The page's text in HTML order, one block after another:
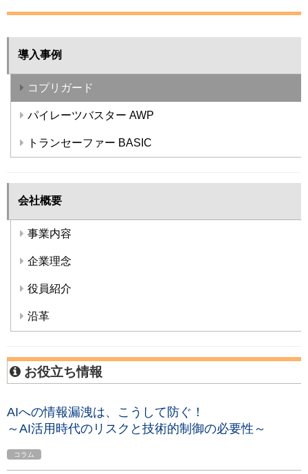
導入事例
コプリガード
パイレーツバスター AWP
トランセーファー BASIC
会社概要
事業内容
企業理念
役員紹介
沿革
お役立ち情報
AIへの情報漏洩は、こうして防ぐ！
～AI活用時代のリスクと技術的制御の必要性～
コラム